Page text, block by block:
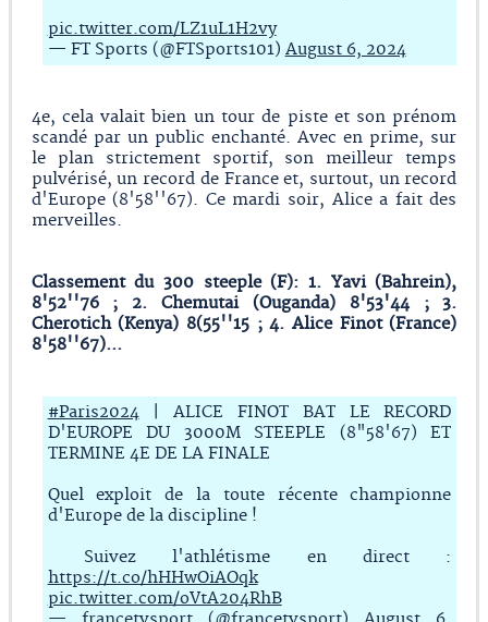
pic.twitter.com/LZ1uL1H2vy
— FT Sports (@FTSports101) August 6, 2024
4e, cela valait bien un tour de piste et son prénom
scandé par un public enchanté. Avec en prime, sur
le plan strictement sportif, son meilleur temps
pulvérisé, un record de France et, surtout, un record
d'Europe (8'58''67). Ce mardi soir, Alice a fait des
merveilles.
Classement du 300 steeple (F): 1. Yavi (Bahrein),
8'52''76 ; 2. Chemutai (Ouganda) 8'53'44 ; 3.
Cherotich (Kenya) 8(55''15 ; 4. Alice Finot (France)
8'58''67)...
#Paris2024| ALICE FINOT BAT LE RECORD
D'EUROPE DU 3000M STEEPLE (8"58'67) ET
TERMINE 4E DE LA FINALE
Quel exploit de la toute récente championne
d'Europe de la discipline !
Suivez l'athlétisme en direct :
https://t.co/hHHwOiAOqk
pic.twitter.com/oVtA204RhB